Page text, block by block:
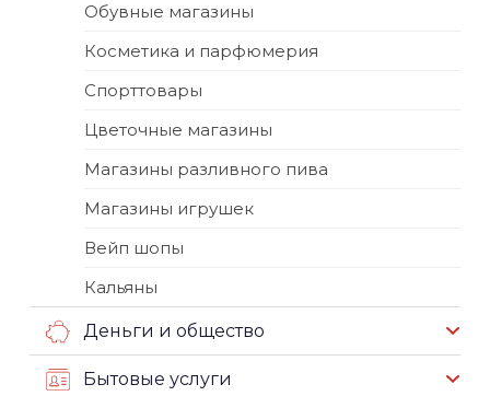
Обувные магазины
Косметика и парфюмерия
Спорттовары
Цветочные магазины
Магазины разливного пива
Магазины игрушек
Вейп шопы
Кальяны
Деньги и общество
Бытовые услуги